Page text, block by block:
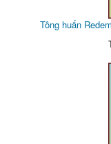
Tông huấn